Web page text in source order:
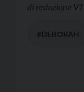
di redazione VT
#DEBORAH